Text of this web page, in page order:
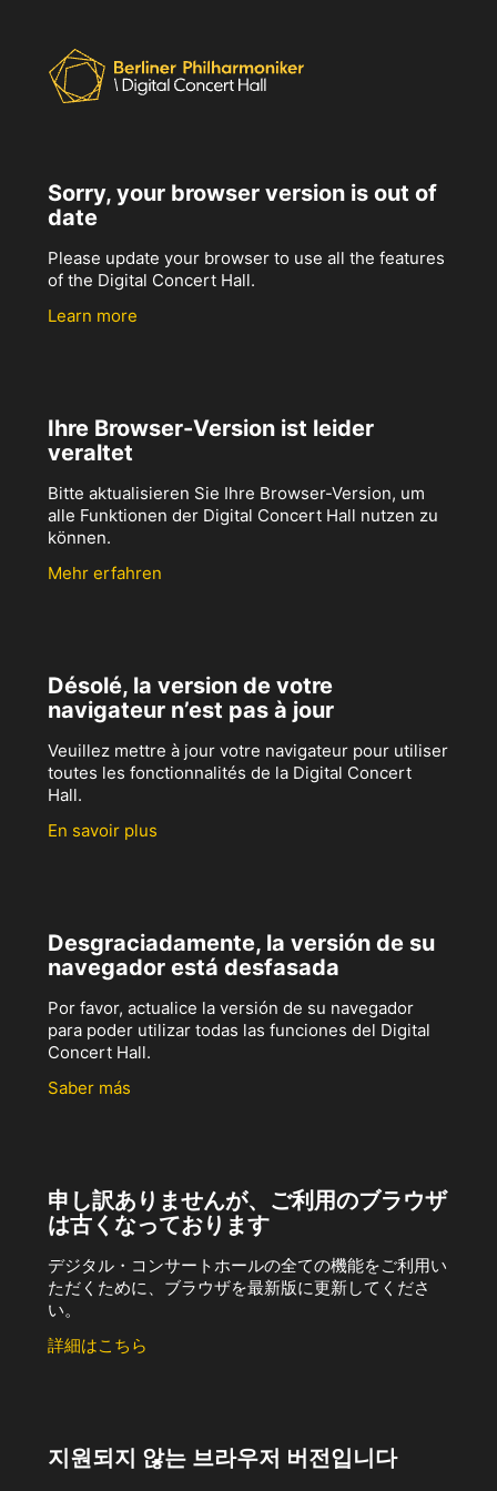
Sorry, your browser version is out of
date
Please update your browser to use all the features
of the Digital Concert Hall.
Learn more
Ihre Browser-Version ist leider
veraltet
Bitte aktualisieren Sie Ihre Browser-Version, um
alle Funktionen der Digital Concert Hall nutzen zu
können.
Mehr erfahren
Désolé, la version de votre
navigateur n’est pas à jour
Veuillez mettre à jour votre navigateur pour utiliser
toutes les fonctionnalités de la Digital Concert
Hall.
En savoir plus
Desgraciadamente, la versión de su
navegador está desfasada
Por favor, actualice la versión de su navegador
para poder utilizar todas las funciones del Digital
Concert Hall.
Saber más
申し訳ありませんが、ご利用のブラウザ
は古くなっております
デジタル・コンサートホールの全ての機能をご利用い
ただくために、ブラウザを最新版に更新してくださ
い。
詳細はこちら
지원되지 않는 브라우저 버전입니다